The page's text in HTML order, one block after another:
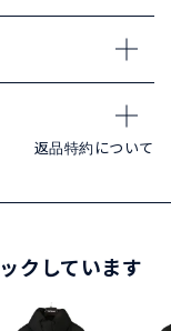
返品特約について
クしています